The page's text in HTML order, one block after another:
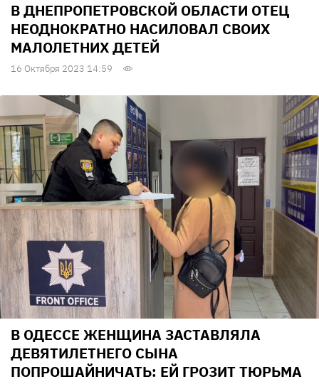
В ДНЕПРОПЕТРОВСКОЙ ОБЛАСТИ ОТЕЦ
НЕОДНОКРАТНО НАСИЛОВАЛ СВОИХ
МАЛОЛЕТНИХ ДЕТЕЙ
16 Октября 2023 14:59
В ОДЕССЕ ЖЕНЩИНА ЗАСТАВЛЯЛА
ДЕВЯТИЛЕТНЕГО СЫНА
ПОПРОШАЙНИЧАТЬ: ЕЙ ГРОЗИТ ТЮРЬМА